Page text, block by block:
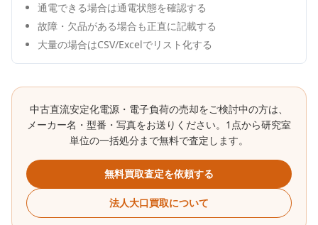
通電できる場合は通電状態を確認する
故障・欠品がある場合も正直に記載する
大量の場合はCSV/Excelでリスト化する
中古直流安定化電源・電子負荷の売却をご検討中の方は、
メーカー名・型番・写真をお送りください。1点から研究室
単位の一括処分まで無料で査定します。
無料買取査定を依頼する
法人大口買取について